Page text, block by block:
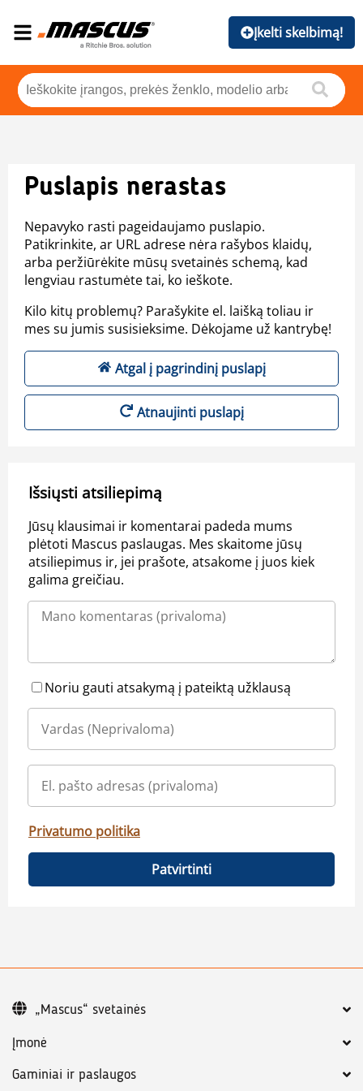
Įkelti skelbimą!
Puslapis nerastas
Nepavyko rasti pageidaujamo puslapio.
Patikrinkite, ar URL adrese nėra rašybos klaidų,
arba peržiūrėkite mūsų svetainės schemą, kad
lengviau rastumėte tai, ko ieškote.
Kilo kitų problemų? Parašykite el. laišką toliau ir
mes su jumis susisieksime. Dėkojame už kantrybę!
Atgal į pagrindinį puslapį
Atnaujinti puslapį
Išsiųsti atsiliepimą
Jūsų klausimai ir komentarai padeda mums
plėtoti Mascus paslaugas. Mes skaitome jūsų
atsiliepimus ir, jei prašote, atsakome į juos kiek
galima greičiau.
Noriu gauti atsakymą į pateiktą užklausą
Privatumo politika
Patvirtinti
Įmonė
Gaminiai ir paslaugos
„Mascus“ svetainės